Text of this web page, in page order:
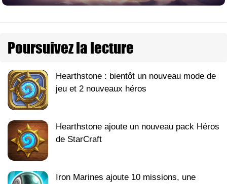
Poursuivez la lecture
Hearthstone : bientôt un nouveau mode de
jeu et 2 nouveaux héros
Hearthstone ajoute un nouveau pack Héros
de StarCraft
Iron Marines ajoute 10 missions, une